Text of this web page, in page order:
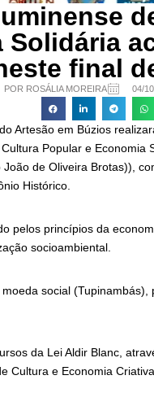
Solidária
final
POR ROSÁLIA MOREIRA 04/
Artesão em Búzios
Popular e Economia
de Oliveira Brotas)),
Histórico.
pelos princípios da
socioambiental.
social
da Lei Aldir Blanc,
Cultura e Economia